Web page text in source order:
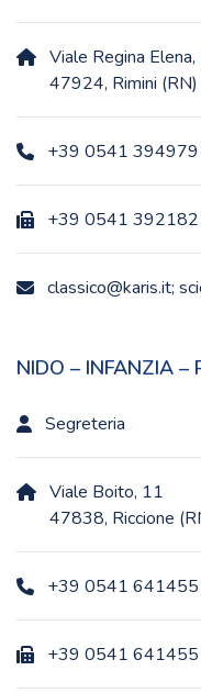
Viale Regina
47924, Rimini (RN)
+39 0541 394979
+39 0541 392182
classico@karis.it;
NIDO – INFANZIA –
Segreteria
Viale Boito, 11
47838, Riccione
+39 0541 641455
+39 0541 641455